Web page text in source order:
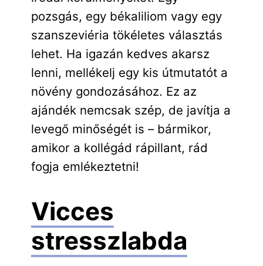
pozsgás, egy békaliliom vagy egy
szanszeviéria tökéletes választás
lehet. Ha igazán kedves akarsz
lenni, mellékelj egy kis útmutatót a
növény gondozásához. Ez az
ajándék nemcsak szép, de javítja a
levegő minőségét is – bármikor,
amikor a kollégád rápillant, rád
fogja emlékeztetni!
Vicces
stresszlabda